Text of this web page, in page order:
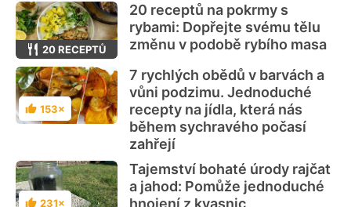
20 RECEPTŮ
20 receptů na pokrmy s
rybami: Dopřejte svému tělu
změnu v podobě rybího masa
Hodnocení
153×
7 rychlých obědů v barvách a
vůni podzimu. Jednoduché
recepty na jídla, která nás
během sychravého počasí
zahřejí
231×
Tajemství bohaté úrody rajčat
a jahod: Pomůže jednoduché
hnojení z kvasnic